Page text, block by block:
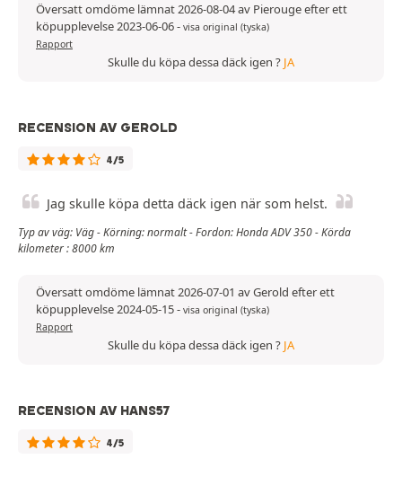
Översatt omdöme lämnat 2026-08-04 av Pierouge efter ett
köpupplevelse 2023-06-06- visa original (tyska)
Rapport
Skulle du köpa dessa däck igen ? JA
RECENSION AV GEROLD
4/5
Jag skulle köpa detta däck igen när som helst.
Typ av väg: Väg - Körning: normalt - Fordon: Honda ADV 350 - Körda
kilometer : 8000 km
Översatt omdöme lämnat 2026-07-01 av Gerold efter ett
köpupplevelse 2024-05-15- visa original (tyska)
Rapport
Skulle du köpa dessa däck igen ? JA
RECENSION AV HANS57
4/5